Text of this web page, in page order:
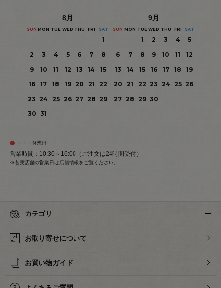
8月
SUN MON TUE WED THU FRI SAT
1
2
3 4 5 6 7
8
9
10 11 12 13 14
15
16
17 18 19 20 21
22
23
24 25 26 27 28 29
30
31
9月
SUN MON TUE WED THU FRI SAT
1 2 3 4
5
6
7 8 9 10 11
12
13
14 15 16 17 18
19
20
21 22 23 24 25
26
27 28 29 30
・・・休業日
営業時間：10:30～16:00（ご注文は24時間受付）
※各実店舗の営業日は 店舗情報をご覧ください。
カテゴリ
お取り寄せについて
お買い物ガイド